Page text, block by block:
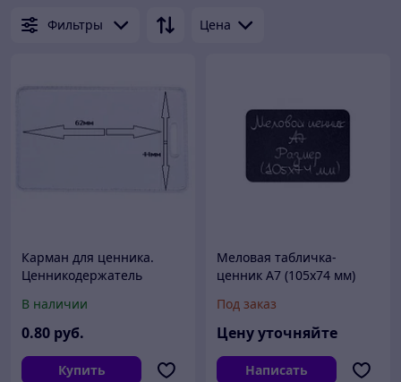
Фильтры
Цена
Карман для ценника.
Ценникодержатель
В наличии
0.80 руб.
Купить
Меловая табличка-
ценник А7 (105х74 мм)
Под заказ
Цену уточняйте
Написать